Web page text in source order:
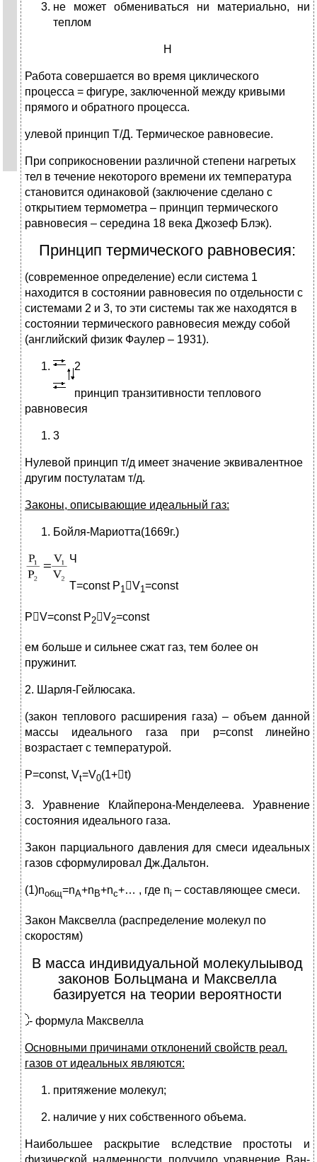
не может обмениваться ни материально, ни
теплом
Н
Работа совершается во время циклического
процесса = фигуре, заключенной между кривыми
прямого и обратного процесса.
улевой принцип Т/Д. Термическое равновесие.
При соприкосновении различной степени нагретых
тел в течение некоторого времени их температура
становится одинаковой (заключение сделано с
открытием термометра – принцип термического
равновесия – середина 18 века Джозеф Блэк).
Принцип термического равновесия:
(современное определение) если система 1
находится в состоянии равновесия по отдельности с
системами 2 и 3, то эти системы так же находятся в
состоянии термического равновесия между собой
(английский физик Фаулер – 1931).
2
принцип транзитивности теплового
равновесия
3
Нулевой принцип т/д имеет значение эквивалентное
другим постулатам т/д.
Законы, описывающие идеальный газ:
Бойля-Мариотта(1669г.)
Ч
T=const P1V1=const
PV=const P2V2=const
ем больше и сильнее сжат газ, тем более он
пружинит.
2. Шарля-Гейлюсака.
(закон теплового расширения газа) – объем данной
массы идеального газа при p=const линейно
возрастает с температурой.
P=const, Vt=V0(1+t)
3. Уравнение Клайперона-Менделеева. Уравнение
состояния идеального газа.
Закон парциального давления для смеси идеальных
газов сформулировал Дж.Дальтон.
(1)nобщ=nA+n B+nc+… , где ni – составляющее смеси.
Закон Максвелла (распределение молекул по
скоростям)
В масса индивидуальной молекулыывод
законов Больцмана и Максвелла
базируется на теории вероятности
- формула Максвелла
Основными причинами отклонений свойств реал.
газов от идеальных являются:
притяжение молекул;
наличие у них собственного объема.
Наибольшее раскрытие вследствие простоты и